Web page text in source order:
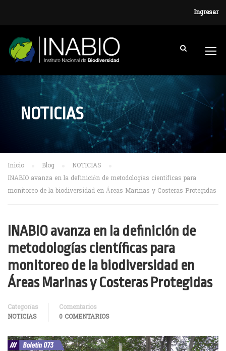
Ingresar
NOTICIAS
Inicio Blog
NOTICIAS
INABIO avanza en la definición de metodologías científicas para
monitoreo de la biodiversidad en Áreas Marinas y Costeras Protegidas
INABIO avanza en la definición de
metodologías científicas para
monitoreo de la biodiversidad en
Áreas Marinas y Costeras Protegidas
Categorías
NOTICIAS
Comentarios
0 COMENTARIOS